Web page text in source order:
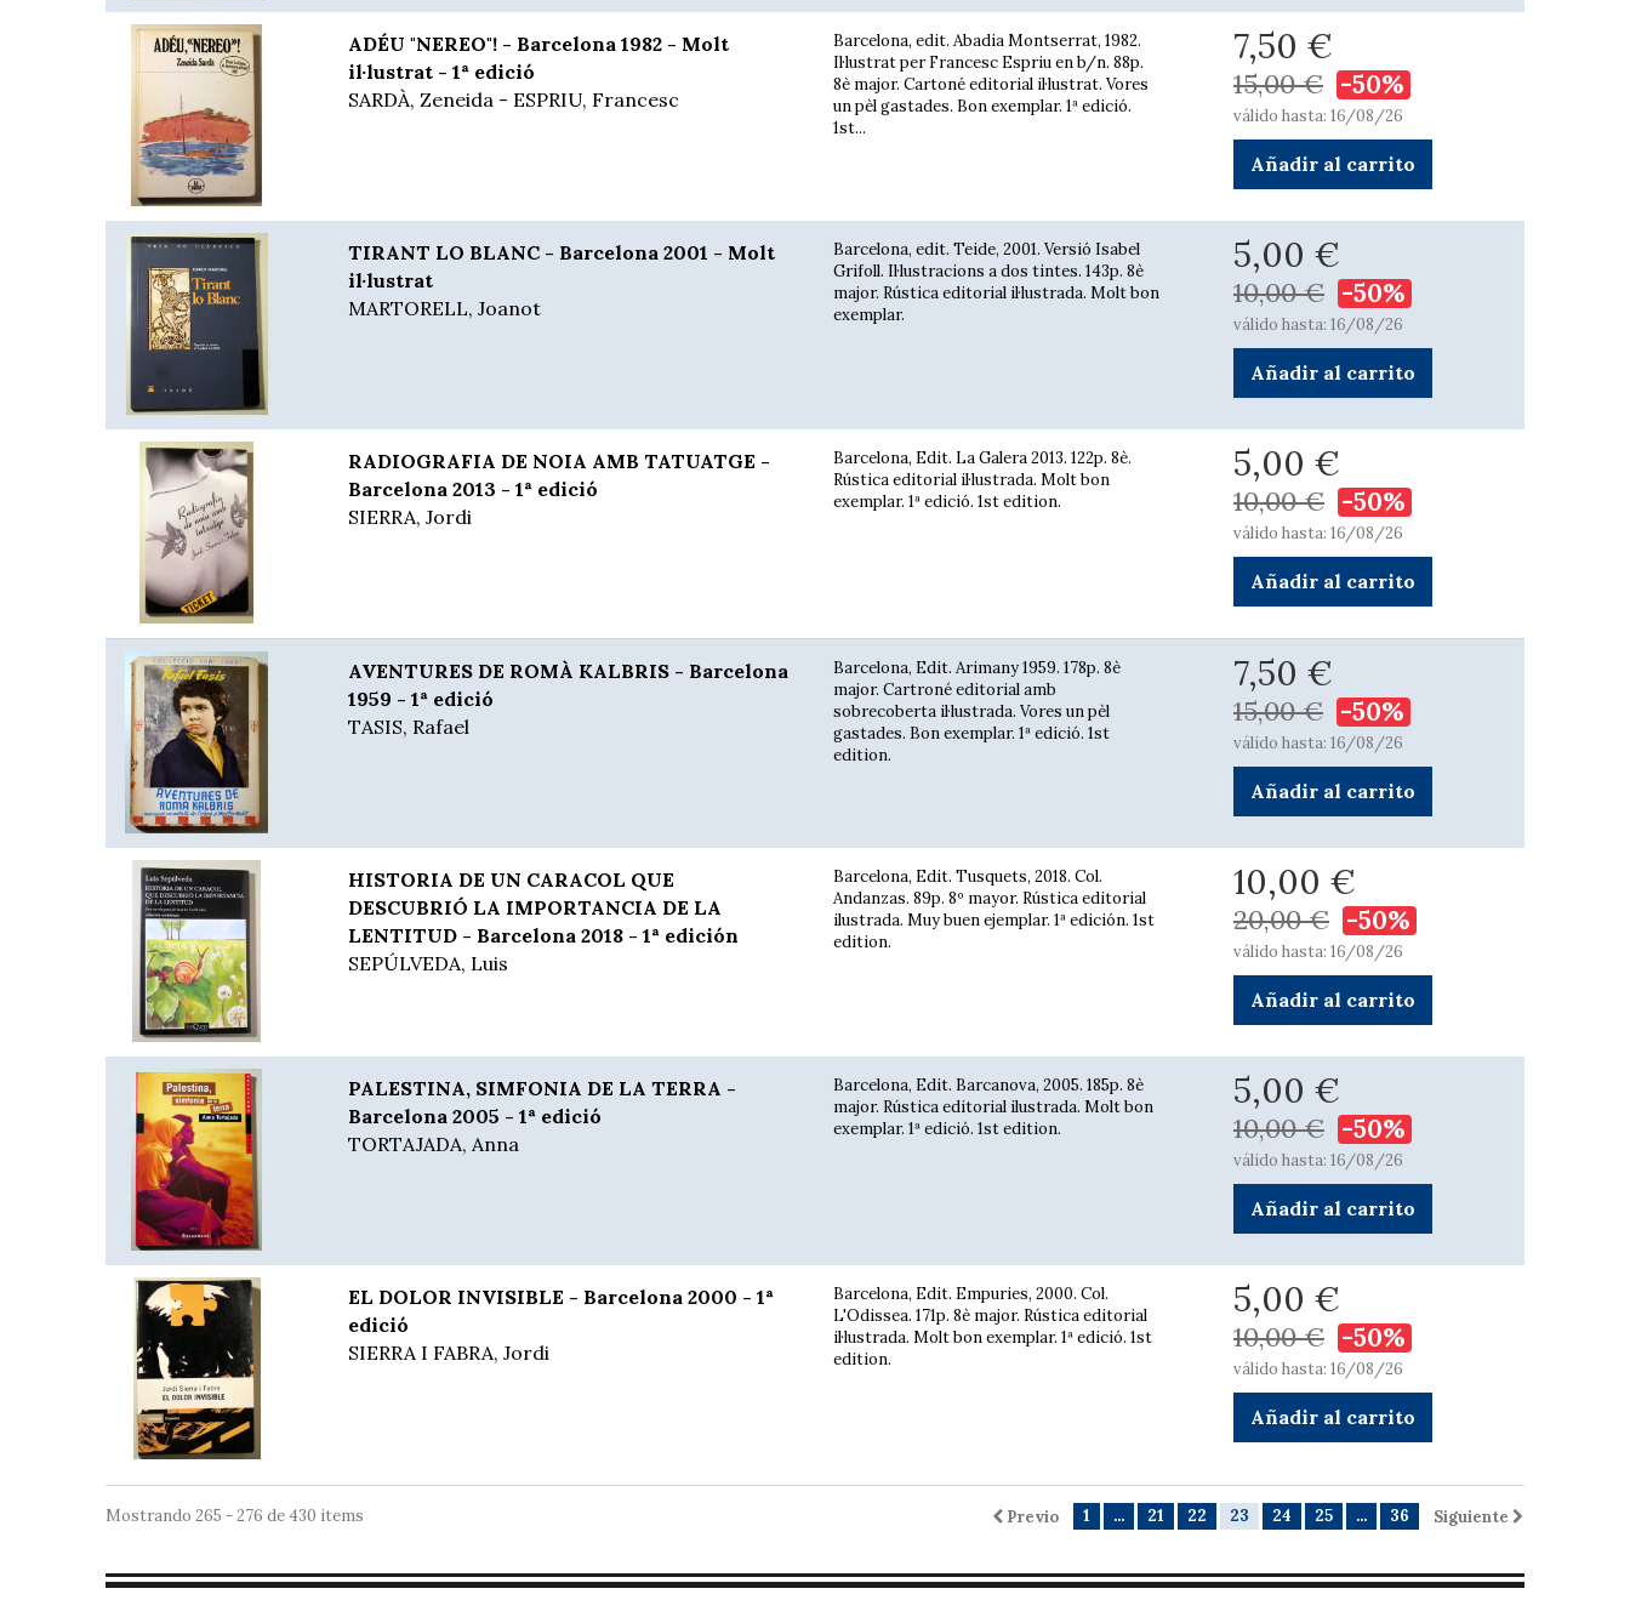
ADÉU "NEREO"! - Barcelona 1982 - Molt
il·lustrat - 1ª edició
SARDÀ, Zeneida - ESPRIU, Francesc
Barcelona, edit. Abadia Montserrat, 1982.
Il·lustrat per Francesc Espriu en b/n. 88p.
8è major. Cartoné editorial il·lustrat. Vores
un pèl gastades. Bon exemplar. 1ª edició.
1st...
7,50 €
15,00 € -50%
válido hasta: 16/08/26
Añadir al carrito
TIRANT LO BLANC - Barcelona 2001 - Molt
il·lustrat
MARTORELL, Joanot
Barcelona, edit. Teide, 2001. Versió Isabel
Grifoll. Il·lustracions a dos tintes. 143p. 8è
major. Rústica editorial il·lustrada. Molt bon
exemplar.
5,00 €
10,00 € -50%
válido hasta: 16/08/26
Añadir al carrito
RADIOGRAFIA DE NOIA AMB TATUATGE -
Barcelona 2013 - 1ª edició
SIERRA, Jordi
Barcelona, Edit. La Galera 2013. 122p. 8è.
Rústica editorial il·lustrada. Molt bon
exemplar. 1ª edició. 1st edition.
5,00 €
10,00 € -50%
válido hasta: 16/08/26
Añadir al carrito
AVENTURES DE ROMÀ KALBRIS - Barcelona
1959 - 1ª edició
TASIS, Rafael
Barcelona, Edit. Arimany 1959. 178p. 8è
major. Cartroné editorial amb
sobrecoberta il·lustrada. Vores un pèl
gastades. Bon exemplar. 1ª edició. 1st
edition.
7,50 €
15,00 € -50%
válido hasta: 16/08/26
Añadir al carrito
HISTORIA DE UN CARACOL QUE
DESCUBRIÓ LA IMPORTANCIA DE LA
LENTITUD - Barcelona 2018 - 1ª edición
SEPÚLVEDA, Luis
Barcelona, Edit. Tusquets, 2018. Col.
Andanzas. 89p. 8º mayor. Rústica editorial
ilustrada. Muy buen ejemplar. 1ª edición. 1st
edition.
10,00 €
20,00 € -50%
válido hasta: 16/08/26
Añadir al carrito
PALESTINA, SIMFONIA DE LA TERRA -
Barcelona 2005 - 1ª edició
TORTAJADA, Anna
Barcelona, Edit. Barcanova, 2005. 185p. 8è
major. Rústica editorial ilustrada. Molt bon
exemplar. 1ª edició. 1st edition.
5,00 €
10,00 € -50%
válido hasta: 16/08/26
Añadir al carrito
EL DOLOR INVISIBLE - Barcelona 2000 - 1ª
edició
SIERRA I FABRA, Jordi
Barcelona, Edit. Empuries, 2000. Col.
L'Odissea. 171p. 8è major. Rústica editorial
il·lustrada. Molt bon exemplar. 1ª edició. 1st
edition.
5,00 €
10,00 € -50%
válido hasta: 16/08/26
Añadir al carrito
Previo 1 ... 21 22 23 24 25 ... 36 Siguiente
Mostrando 265 - 276 de 430 items